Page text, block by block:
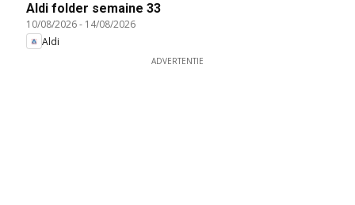
Aldi folder semaine 33
10/08/2026- 14/08/2026
Aldi
ADVERTENTIE